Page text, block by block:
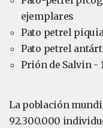
ejemplares
Pato petrel
Pato petrel
Prión de Salvin -
La población
92.300.000